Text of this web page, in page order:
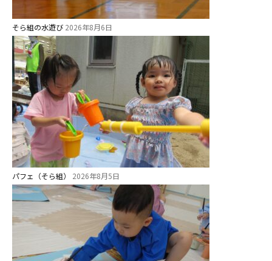
そら組の水遊び 2026年8月6日
パフェ（そら組） 2026年8月5日
園のこと
園舎案内
安⼼・安全対策
給⾷
課外教室
理事長のことば
教育と保育
美⽊多幼稚園の理想
園の1⽇
年間⾏事
預かり保育［ヒラソル ]